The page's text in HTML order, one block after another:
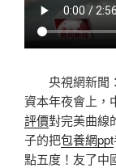
央視網新聞
資本年夜會上，
評價對完美曲線
子的把包養網ppt
點五度！友了中